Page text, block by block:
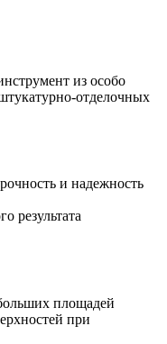
из особо
отделочных
и надежность
результата
площадей
при